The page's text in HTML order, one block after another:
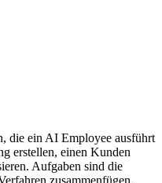
die ein AI Employee ausführt
erstellen, einen Kunden
Aufgaben sind die
zusammenfügen.